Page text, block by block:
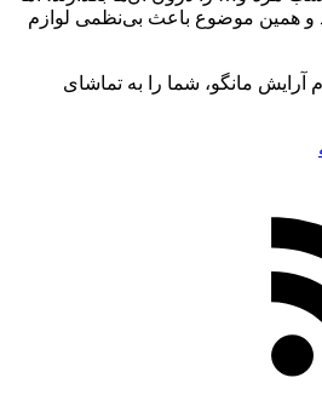
و همین موضوع باعث بی‌نظمی لوازم
آرایش مانگو، شما را به تماشای